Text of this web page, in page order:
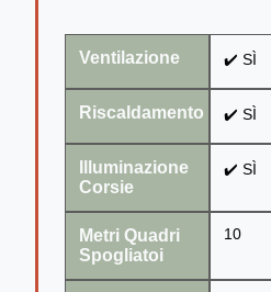
Ventilazione ✔️ SÌ
Riscaldamento ✔️ SÌ
Illuminazione
Corsie
✔️ SÌ
Metri Quadri
Spogliatoi
10